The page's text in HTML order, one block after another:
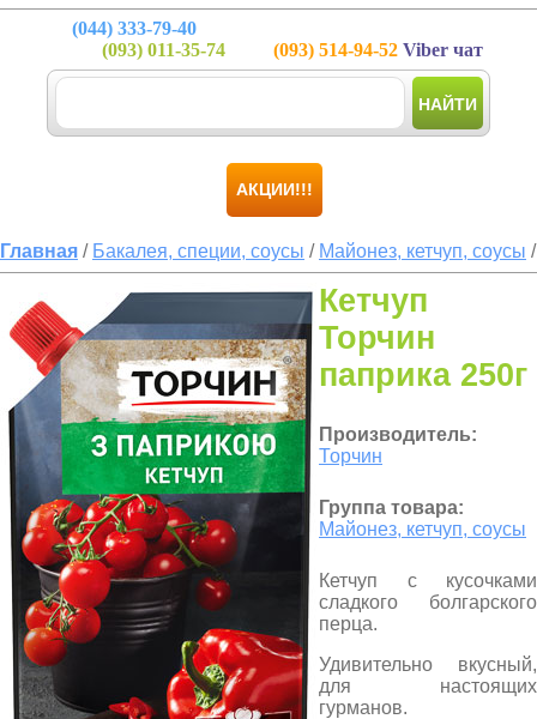
(044) 333-79-40
(093) 011-35-74 (093) 514-94-52 Viber чат
НАЙТИ
АКЦИИ!!!
Главная / Бакалея, специи, соусы / Майонез, кетчуп, соусы /
Кетчуп
Торчин
паприка 250г
Производитель:
Торчин
Группа товара:
Майонез, кетчуп, соусы
Кетчуп с кусочками
сладкого болгарского
перца.
Удивительно вкусный,
для настоящих
гурманов.